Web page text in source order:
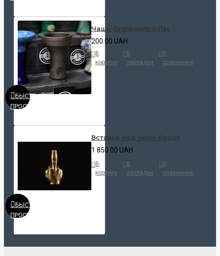
БЫСТРЫЙ
ПРОСМОТР
Чаша Grynbowls Killer
200.00 UAH
В
корзину
В
закладки
В
сравнение
БЫСТРЫЙ
ПРОСМОТР
Вставка под чашу Egoist
1 850.00 UAH
В
корзину
В
закладки
В
сравнение